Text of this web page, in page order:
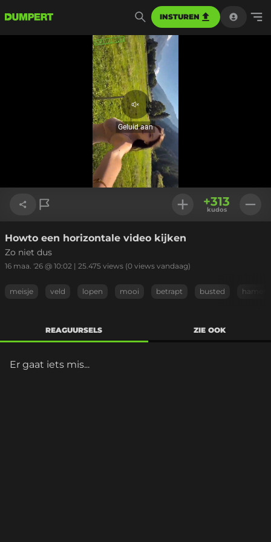
INSTUREN
Geluid
aan
Geluid aan
Geladen :
100.00%
Link kopiëren
+313
kudos
Howto een horizontale video kijken
Zo niet dus
16 maa. '26 @ 10:02 | 25.475 views (0 views vandaag)
meisje veld lopen mooi betrapt busted hamer
REAGUURSELS ZIE OOK
Er gaat iets mis...